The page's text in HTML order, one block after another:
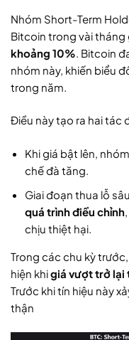
Nhóm Short-Term
Bitcoin trong vài tháng
khoảng 10%. Bitcoin
nhóm này, khiến biểu
trong năm.
Điều này tạo ra hai tác
Khi giá bật lên,
chế đà tăng.
Giai đoạn thua lỗ
quá trình điều chỉnh
chịu thiệt hại.
Trong các chu kỳ
hiện khigiá vượt trở lại
Trước khi tín hiệu này
thận